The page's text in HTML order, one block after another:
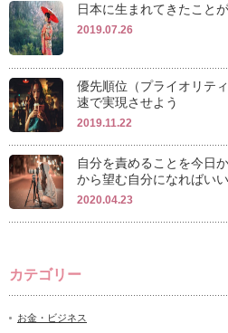
日本に生まれてきたこと
2019.07.26
優先順位（プライオリテ
速で実現させよう
2019.11.22
自分を責めることを今日
から望む自分になればいい
2020.04.23
カテゴリー
お金・ビジネス